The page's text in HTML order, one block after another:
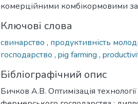
комерційними комбікормовими
Ключові слова
свинарство , продуктивність
господарство , pig farming ,
Бібліографічний опис
Бичков А.В. Оптимізація